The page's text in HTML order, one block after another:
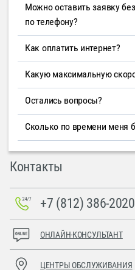
Можно оставить заявку
по телефону?
Как оплатить интернет?
Какую максимальную
Остались вопросы?
Сколько по времени меня
Контакты
+7 (812) 386-2020
ОНЛАЙН-КОНСУЛЬТАНТ
ЦЕНТРЫ ОБСЛУЖИВАНИЯ